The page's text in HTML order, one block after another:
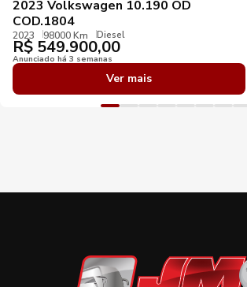
2023 Volkswagen 10.190 OD
COD.1804
2023 98000 Km Diesel
R$ 549.900,00
Anunciado há 3 semanas
Ver mais